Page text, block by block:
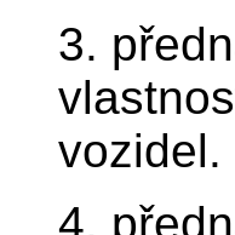
3.
vozidel.
4.